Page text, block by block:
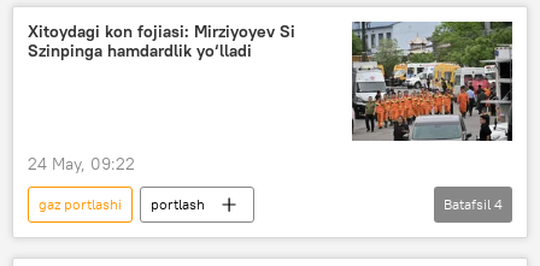
Xitoydagi kon fojiasi: Mirziyoyev Si
Szinpinga hamdardlik yo‘lladi
24 May, 09:22
gaz portlashi
portlash
ko‘mir mahsuloti
favqulodda holat
Batafsil 4